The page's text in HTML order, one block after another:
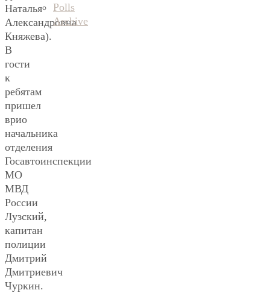
Наталья
Александровна
Княжева).
В
гости
к
ребятам
пришел
врио
начальника
отделения
Госавтоинспекции
МО
МВД
России
Лузский,
капитан
полиции
Дмитрий
Дмитриевич
Чуркин.
Polls
Archive